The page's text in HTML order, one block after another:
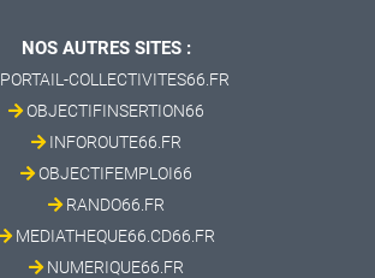
NOS AUTRES SITES :
PORTAIL-COLLECTIVITES66.FR
OBJECTIFINSERTION66
INFOROUTE66.FR
OBJECTIFEMPLOI66
RANDO66.FR
MEDIATHEQUE66.CD66.FR
NUMERIQUE66.FR